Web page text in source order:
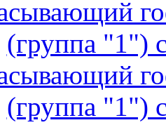
(группа "1")
(группа "1")